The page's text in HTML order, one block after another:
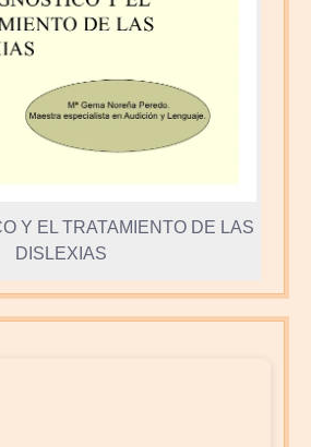
Y EL TRATAMIENTO DE LAS
DISLEXIAS